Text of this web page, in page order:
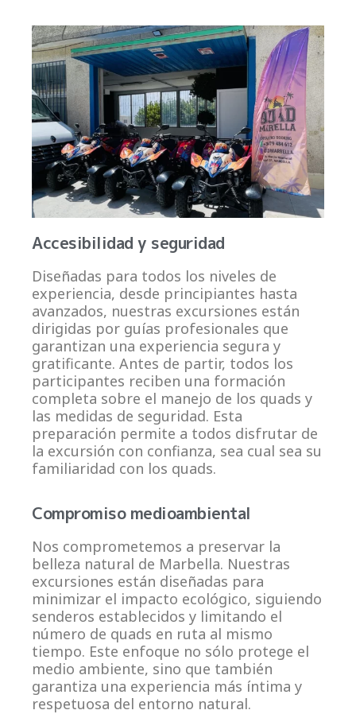
Accesibilidad y seguridad
Diseñadas para todos los niveles de
experiencia, desde principiantes hasta
avanzados, nuestras excursiones están
dirigidas por guías profesionales que
garantizan una experiencia segura y
gratificante. Antes de partir, todos los
participantes reciben una formación
completa sobre el manejo de los quads y
las medidas de seguridad. Esta
preparación permite a todos disfrutar de
la excursión con confianza, sea cual sea su
familiaridad con los quads.
Compromiso medioambiental
Nos comprometemos a preservar la
belleza natural de Marbella. Nuestras
excursiones están diseñadas para
minimizar el impacto ecológico, siguiendo
senderos establecidos y limitando el
número de quads en ruta al mismo
tiempo. Este enfoque no sólo protege el
medio ambiente, sino que también
garantiza una experiencia más íntima y
respetuosa del entorno natural.